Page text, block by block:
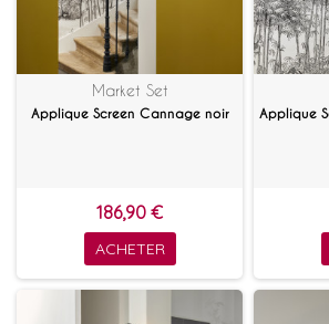
Market Set
Applique Screen Cannage noir
186,90 €
ACHETER